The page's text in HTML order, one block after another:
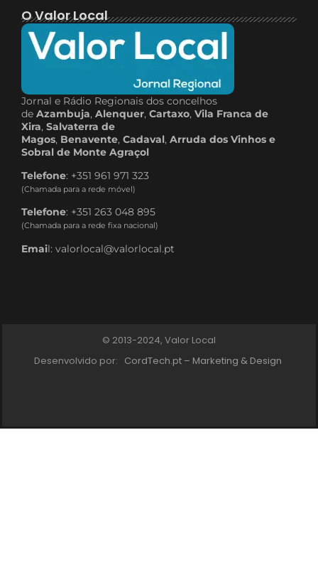
O Valor Local
Jornal e Rádio Regionais dos concelhos
de Azambuja, Alenquer, Cartaxo, Vila Franca de
Xira, Salvaterra de
Magos, Benavente, Cadaval, Arruda dos Vinhos e
Sobral de Monte Agraçol
Telefone: +351 961 971 323
(Chamada para a rede móvel)
Telefone: +351 263 048 895
(Chamada para a rede fixa nacional)
Email: valorlocal@valorlocal.pt
© 2013-2024, Valor Local
Desenvolvido por: CordTech.pt – Marketing & Design